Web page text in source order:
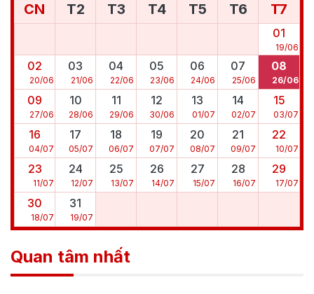
CN T2 T3 T4 T5 T6 T7
01
19/06
02
20/06
03
21/06
04
22/06
05
23/06
06
24/06
07
25/06
08
26/06
09
27/06
10
28/06
11
29/06
12
30/06
13
01/07
14
02/07
15
03/07
16
04/07
17
05/07
18
06/07
19
07/07
20
08/07
21
09/07
22
10/07
23
11/07
24
12/07
25
13/07
26
14/07
27
15/07
28
16/07
29
17/07
30
18/07
31
19/07
Quan tâm nhất